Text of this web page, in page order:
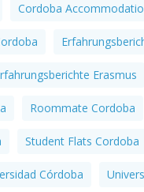
Cordoba
Erasmus
Roommate Cordoba
Student Flats Cordoba
Córdoba